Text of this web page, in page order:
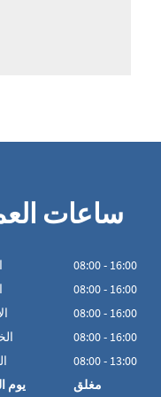
ساعات
08:00- 16:00
08:00- 16:00
08:00- 16:00
08:00- 16:00
08:00- 13:00
يوم مغلق